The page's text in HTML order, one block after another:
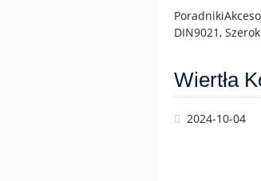
Poradniki
DIN9021,
Wiertła
2024-10-04